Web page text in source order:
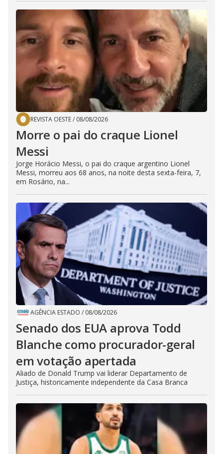
REVISTA OESTE/ 08/08/2026
Morre o pai do craque Lionel
Messi
Jorge Horácio Messi, o pai do craque argentino Lionel
Messi, morreu aos 68 anos, na noite desta sexta-feira, 7,
em Rosário, na...
AGÊNCIA ESTADO / 08/08/2026
Senado dos EUA aprova Todd
Blanche como procurador-geral
em votação apertada
Aliado de Donald Trump vai liderar Departamento de
Justiça, historicamente independente da Casa Branca